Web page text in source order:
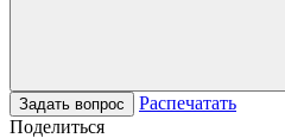
Задать вопрос
Распечатать
Поделиться